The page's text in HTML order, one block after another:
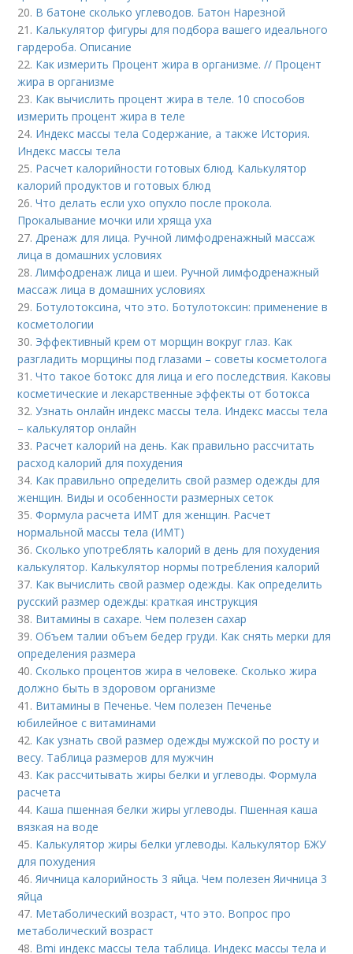
20. В батоне сколько углеводов. Батон Нарезной
21. Калькулятор фигуры для подбора вашего идеального
гардероба. Описание
22. Как измерить Процент жира в организме. // Процент
жира в организме
23. Как вычислить процент жира в теле. 10 способов
измерить процент жира в теле
24. Индекс массы тела Содержание, а также История.
Индекс массы тела
25. Расчет калорийности готовых блюд. Калькулятор
калорий продуктов и готовых блюд
26.Что делать если ухо опухло после прокола.
Прокалывание мочки или хряща уха
27.Дренаж для лица. Ручной лимфодренажный массаж
лица в домашних условиях
28.Лимфодренаж лица и шеи. Ручной лимфодренажный
массаж лица в домашних условиях
29. Ботулотоксина, что это. Ботулотоксин: применение в
косметологии
30. Эффективный крем от морщин вокруг глаз. Как
разгладить морщины под глазами – советы косметолога
31.Что такое ботокс для лица и его последствия. Каковы
косметические и лекарственные эффекты от ботокса
32.Узнать онлайн индекс массы тела. Индекс массы тела
– калькулятор онлайн
33. Расчет калорий на день. Как правильно рассчитать
расход калорий для похудения
34. Как правильно определить свой размер одежды для
женщин. Виды и особенности размерных сеток
35.Формула расчета ИМТ для женщин. Расчет
нормальной массы тела (ИМТ)
36.Сколько употреблять калорий в день для похудения
калькулятор. Калькулятор нормы потребления калорий
37. Как вычислить свой размер одежды. Как определить
русский размер одежды: краткая инструкция
38. Витамины в сахаре. Чем полезен сахар
39.Объем талии объем бедер груди. Как снять мерки для
определения размера
40.Сколько процентов жира в человеке. Сколько жира
должно быть в здоровом организме
41. Витамины в Печенье. Чем полезен Печенье
юбилейное с витаминами
42. Как узнать свой размер одежды мужской по росту и
весу. Таблица размеров для мужчин
43. Как рассчитывать жиры белки и углеводы. Формула
расчета
44. Каша пшенная белки жиры углеводы. Пшенная каша
вязкая на воде
45. Калькулятор жиры белки углеводы. Калькулятор БЖУ
для похудения
46.Яичница калорийность 3 яйца. Чем полезен Яичница 3
яйца
47. Метаболический возраст, что это. Вопрос про
метаболический возраст
48. Bmi индекс массы тела таблица. Индекс массы тела и